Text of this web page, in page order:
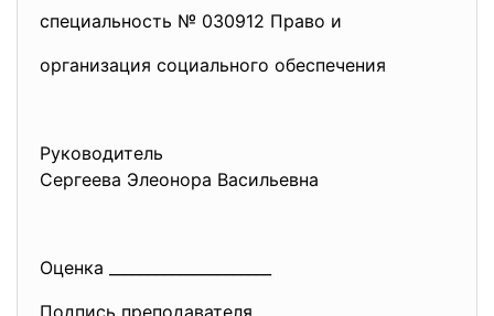
специальность № 030912 Право и
организация социального обеспечения
Руководитель
Сергеева Элеонора Васильевна
Оценка _____________________
Подпись преподавателя _______